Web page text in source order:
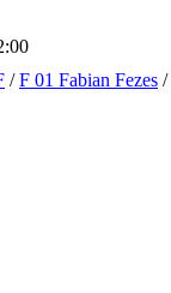
/F 01 Fabian Fezes /